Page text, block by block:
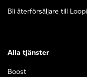
Bli återförsäljare till
Alla tjänster
Boost